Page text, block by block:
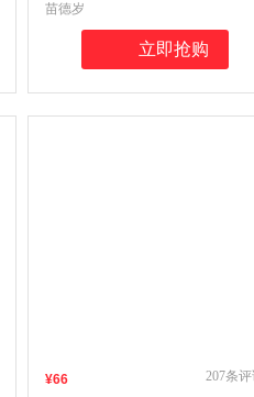
苗德岁
立即抢购
¥66
207条